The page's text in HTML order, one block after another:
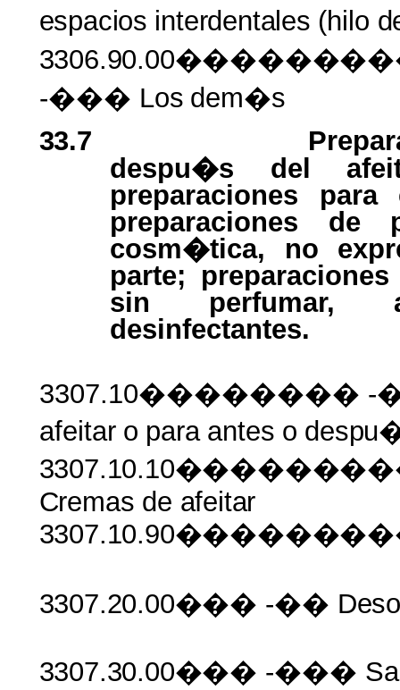
espacios interdentales (hilo
-��� Los dem�s
33.7
despu�s del
preparaciones
preparaciones
cosm�tica, no
parte;
sin perfumar,
desinfectantes.
3307.10��������
afeitar o para antes o
Cremas de afeitar
3307.20.00��� -��
3307.30.00��� -���